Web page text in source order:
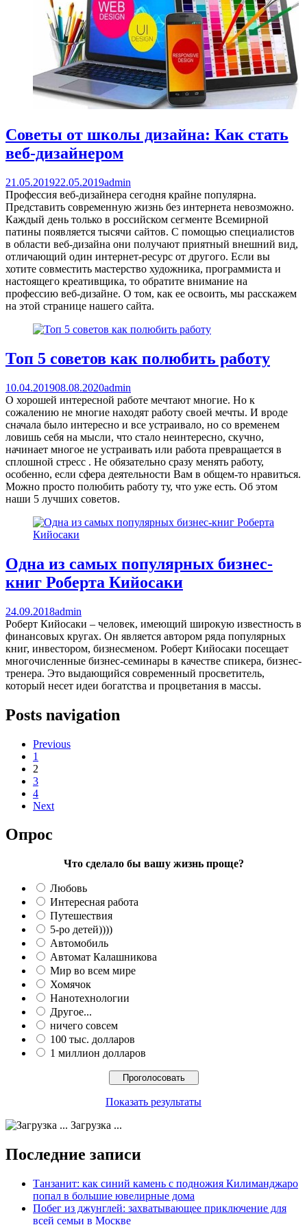
Советы от школы дизайна: Как стать
веб-дизайнером
21.05.201922.05.2019admin
Профессия веб-дизайнера сегодня крайне популярна.
Представить современную жизнь без интернета невозможно.
Каждый день только в российском сегменте Всемирной
патины появляется тысячи сайтов. С помощью специалистов
в области веб-дизайна они получают приятный внешний вид,
отличающий один интернет-ресурс от другого. Если вы
хотите совместить мастерство художника, программиста и
настоящего креативщика, то обратите внимание на
профессию веб-дизайне. О том, как ее освоить, мы расскажем
на этой странице нашего сайта.
Топ 5 советов как полюбить работу
10.04.201908.08.2020admin
О хорошей интересной работе мечтают многие. Но к
сожалению не многие находят работу своей мечты. И вроде
сначала было интересно и все устраивало, но со временем
ловишь себя на мысли, что стало неинтересно, скучно,
начинает многое не устраивать или работа превращается в
сплошной стресс . Не обязательно сразу менять работу,
особенно, если сфера деятельности Вам в общем-то нравиться.
Можно просто полюбить работу ту, что уже есть. Об этом
наши 5 лучших советов.
Одна из самых популярных бизнес-
книг Роберта Кийосаки
24.09.2018admin
Роберт Кийосаки – человек, имеющий широкую известность в
финансовых кругах. Он является автором ряда популярных
книг, инвестором, бизнесменом. Роберт Кийосаки посещает
многочисленные бизнес-семинары в качестве спикера, бизнес-
тренера. Это выдающийся современный просветитель,
который несет идеи богатства и процветания в массы.
Posts navigation
Previous
1
2
3
4
Next
Опрос
Что сделало бы вашу жизнь проще?
Любовь
Интересная работа
Путешествия
5-ро детей))))
Автомобиль
Автомат Калашникова
Мир во всем мире
Хомячок
Нанотехнологии
Другое...
ничего совсем
100 тыс. долларов
1 миллион долларов
Показать результаты
Загрузка ...
Последние записи
Танзанит: как синий камень с подножия Килиманджаро
попал в большие ювелирные дома
Побег из джунглей: захватывающее приключение для
всей семьи в Москве